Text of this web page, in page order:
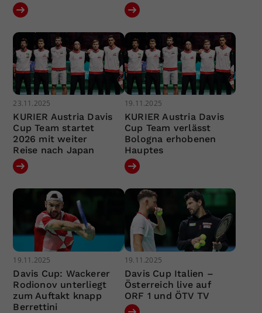
23.11.2025
KURIER Austria Davis
Cup Team startet
2026 mit weiter
Reise nach Japan
19.11.2025
KURIER Austria Davis
Cup Team verlässt
Bologna erhobenen
Hauptes
19.11.2025
Davis Cup: Wackerer
Rodionov unterliegt
zum Auftakt knapp
Berrettini
19.11.2025
Davis Cup Italien –
Österreich live auf
ORF 1 und ÖTV TV